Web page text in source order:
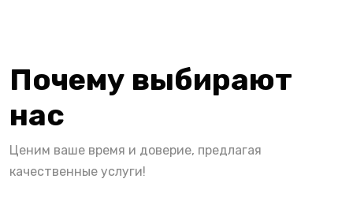
Почему выбирают
нас
Ценим ваше время и доверие, предлагая
качественные услуги!